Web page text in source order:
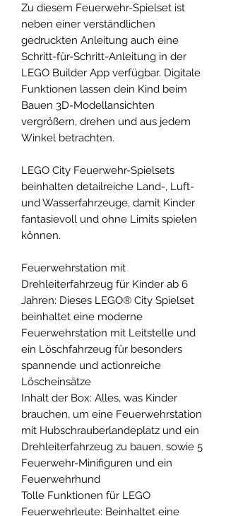
Zu diesem Feuerwehr-Spielset ist
neben einer verständlichen
gedruckten Anleitung auch eine
Schritt-für-Schritt-Anleitung in der
LEGO Builder App verfügbar. Digitale
Funktionen lassen dein Kind beim
Bauen 3D-Modellansichten
vergrößern, drehen und aus jedem
Winkel betrachten.
LEGO City Feuerwehr-Spielsets
beinhalten detailreiche Land-, Luft-
und Wasserfahrzeuge, damit Kinder
fantasievoll und ohne Limits spielen
können.
Feuerwehrstation mit
Drehleiterfahrzeug für Kinder ab 6
Jahren: Dieses LEGO® City Spielset
beinhaltet eine moderne
Feuerwehrstation mit Leitstelle und
ein Löschfahrzeug für besonders
spannende und actionreiche
Löscheinsätze
Inhalt der Box: Alles, was Kinder
brauchen, um eine Feuerwehrstation
mit Hubschrauberlandeplatz und ein
Drehleiterfahrzeug zu bauen, sowie 5
Feuerwehr-Minifiguren und ein
Feuerwehrhund
Tolle Funktionen für LEGO
Feuerwehrleute: Beinhaltet eine